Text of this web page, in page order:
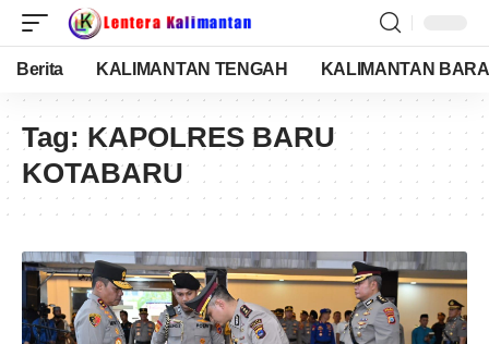
Berita KALIMANTAN TENGAH KALIMANTAN
Tag: KAPOLRES BARU
KOTABARU